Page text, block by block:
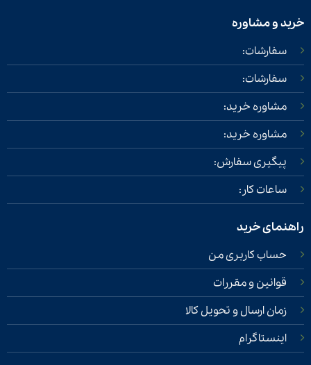
خرید و مشاوره
سفارشات:
سفارشات:
مشاوره خرید:
مشاوره خرید:
پیگیری سفارش:
ساعات کار:
راهنمای خرید
حساب کاربری من
قوانین و مقررات
زمان ارسال و تحویل کالا
اینستاگرام